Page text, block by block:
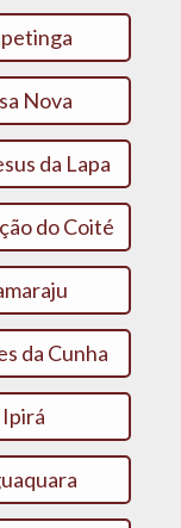
Nova
da Lapa
do Coité
da Cunha
Ipirá